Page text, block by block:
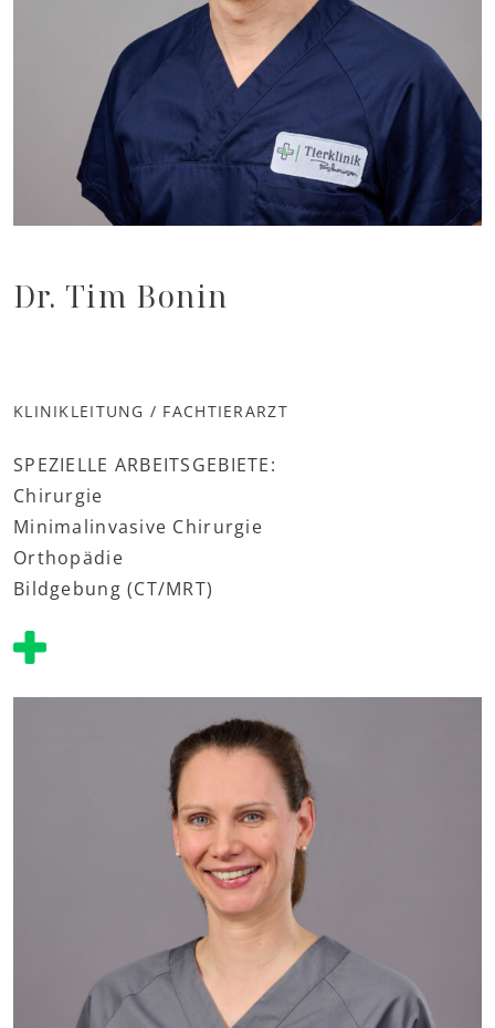
Dr. Tim Bonin
KLINIKLEITUNG / FACHTIERARZT
SPEZIELLE ARBEITSGEBIETE:
Chirurgie
Minimalinvasive Chirurgie
Orthopädie
Bildgebung (CT/MRT)